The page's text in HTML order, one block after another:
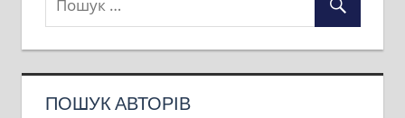
ПОШУК АВТОРІВ